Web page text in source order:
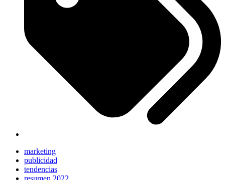
marketing
publicidad
tendencias
resumen 2022